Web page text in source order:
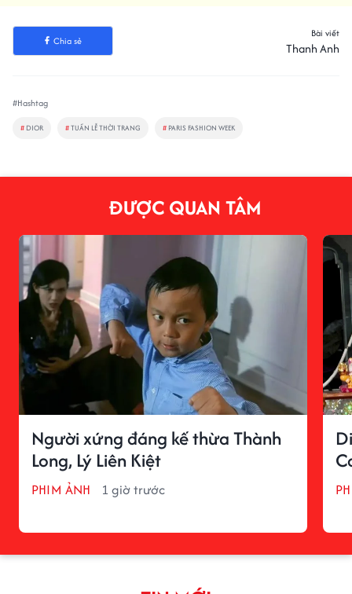
Chia sẻ
Bài viết
Thanh Anh
#Hashtag
# DIOR #TUẦN LỄ THỜI TRANG # PARIS FASHION WEEK
ĐƯỢC QUAN TÂM
Người xứng đáng kế thừa Thành
Long, Lý Liên Kiệt
PHIM ẢNH 1 giờ trước